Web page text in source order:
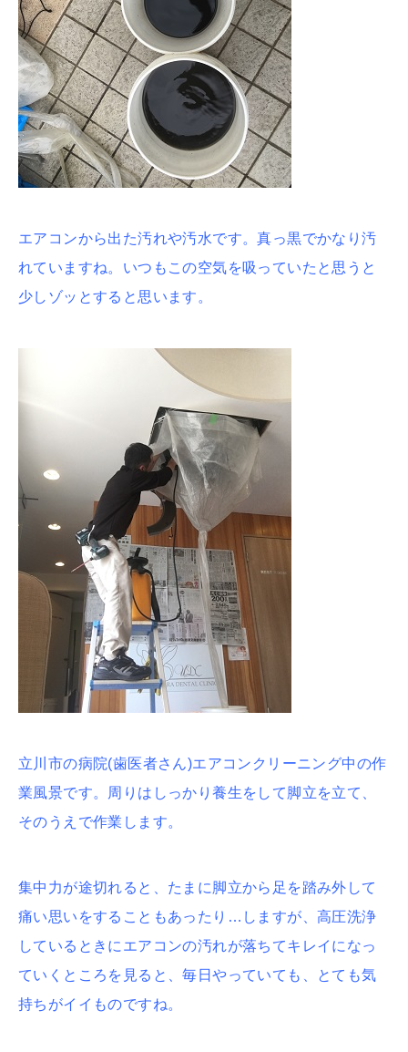
エアコンから出た汚れや汚水です。真っ黒でかなり汚
れていますね。いつもこの空気を吸っていたと思うと
少しゾッとすると思います。
立川市の病院(歯医者さん)エアコンクリーニング中の作
業風景です。周りはしっかり養生をして脚立を立て、
そのうえで作業します。
集中力が途切れると、たまに脚立から足を踏み外して
痛い思いをすることもあったり…しますが、高圧洗浄
しているときにエアコンの汚れが落ちてキレイになっ
ていくところを見ると、毎日やっていても、とても気
持ちがイイものですね。